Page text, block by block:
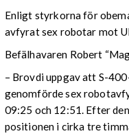
Enligt styrkorna för
avfyrat sex robotar mot
Befälhavaren Robert
– Brovdi uppgav att S-
genomförde sex
09:25 och 12:51. Efter
positionen i cirka tre